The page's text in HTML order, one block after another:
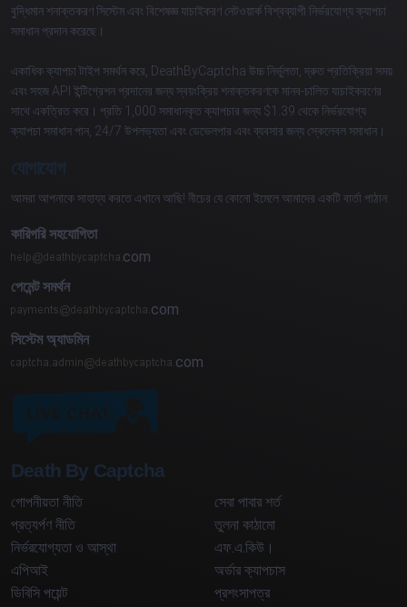
বুদ্ধিমান শনাক্তকরণ সিস্টেম এবং বিশেষজ্ঞ যাচাইকরণ নেটওয়ার্ক বিশ্বব্যাপী নির্ভরযোগ্য ক্যাপচা
সমাধান প্রদান করেছে।
একাধিক ক্যাপচা টাইপ সমর্থন করে, DeathByCaptcha উচ্চ নির্ভুলতা, দ্রুত প্রতিক্রিয়া সময়
এবং সহজ API ইন্টিগ্রেশন প্রদানের জন্য স্বয়ংক্রিয় শনাক্তকরণকে মানব-চালিত যাচাইকরণের
সাথে একত্রিত করে। প্রতি 1,000 সমাধানকৃত ক্যাপচার জন্য $1.39 থেকে নির্ভরযোগ্য
ক্যাপচা সমাধান পান, 24/7 উপলভ্যতা এবং ডেভেলপার এবং ব্যবসার জন্য স্কেলেবল সমাধান।
যোগাযোগ
আমরা আপনাকে সাহায্য করতে এখানে আছি! নীচের যে কোনো ইমেলে আমাদের একটি বার্তা পাঠান:
কারিগরি সহযোগিতা
com
পেমেন্ট সমর্থন
com
সিস্টেম অ্যাডমিন
com
Death By Captcha
গোপনীয়তা নীতি
সেবা পাবার শর্ত
প্রত্যর্পণ নীতি
তুলনা কাঠামো
নির্ভরযোগ্যতা ও আস্থা
এফ.এ.কিউ।
এপিআই
অর্ডার ক্যাপচাস
ডিবিসি পয়েন্ট
প্রশংসাপত্র